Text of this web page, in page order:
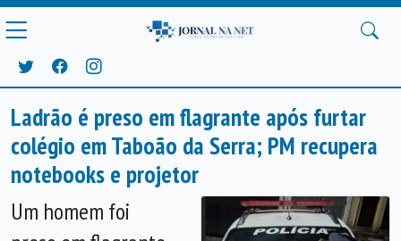
Ladrão é preso em flagrante após furtar
colégio em Taboão da Serra; PM recupera
notebooks e projetor
Um homem foi